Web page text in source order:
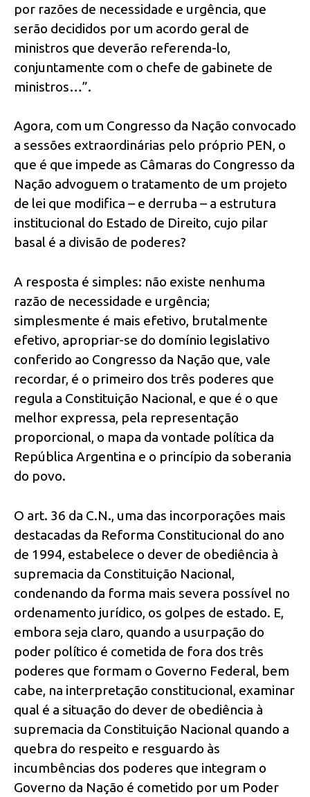
por razões de necessidade e urgência, que
serão decididos por um acordo geral de
ministros que deverão referenda-lo,
conjuntamente com o chefe de gabinete de
ministros…”.
Agora, com um Congresso da Nação convocado
a sessões extraordinárias pelo próprio PEN, o
que é que impede as Câmaras do Congresso da
Nação advoguem o tratamento de um projeto
de lei que modifica – e derruba – a estrutura
institucional do Estado de Direito, cujo pilar
basal é a divisão de poderes?
A resposta é simples: não existe nenhuma
razão de necessidade e urgência;
simplesmente é mais efetivo, brutalmente
efetivo, apropriar-se do domínio legislativo
conferido ao Congresso da Nação que, vale
recordar, é o primeiro dos três poderes que
regula a Constituição Nacional, e que é o que
melhor expressa, pela representação
proporcional, o mapa da vontade política da
República Argentina e o princípio da soberania
do povo.
O art. 36 da C.N., uma das incorporações mais
destacadas da Reforma Constitucional do ano
de 1994, estabelece o dever de obediência à
supremacia da Constituição Nacional,
condenando da forma mais severa possível no
ordenamento jurídico, os golpes de estado. E,
embora seja claro, quando a usurpação do
poder político é cometida de fora dos três
poderes que formam o Governo Federal, bem
cabe, na interpretação constitucional, examinar
qual é a situação do dever de obediência à
supremacia da Constituição Nacional quando a
quebra do respeito e resguardo às
incumbências dos poderes que integram o
Governo da Nação é cometido por um Poder